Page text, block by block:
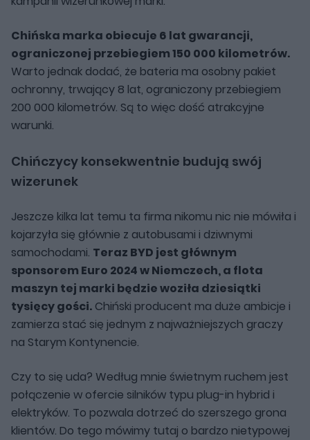
Chińska marka obiecuje 6 lat gwarancji,
ograniczonej przebiegiem 150 000 kilometrów.
Warto jednak dodać, że bateria ma osobny pakiet
ochronny, trwający 8 lat, ograniczony przebiegiem
200 000 kilometrów. Są to więc dość atrakcyjne
warunki.
Chińczycy konsekwentnie budują swój
wizerunek
Jeszcze kilka lat temu ta firma nikomu nic nie mówiła i
kojarzyła się głównie z autobusami i dziwnymi
samochodami. Teraz BYD jest głównym
sponsorem Euro 2024 w Niemczech, a flota
maszyn tej marki będzie woziła dziesiątki
tysięcy gości. Chiński producent ma duże ambicje i
zamierza stać się jednym z najważniejszych graczy
na Starym Kontynencie.
Czy to się uda? Według mnie świetnym ruchem jest
połączenie w ofercie silników typu plug-in hybrid i
elektryków. To pozwala dotrzeć do szerszego grona
klientów. Do tego mówimy tutaj o bardzo nietypowej